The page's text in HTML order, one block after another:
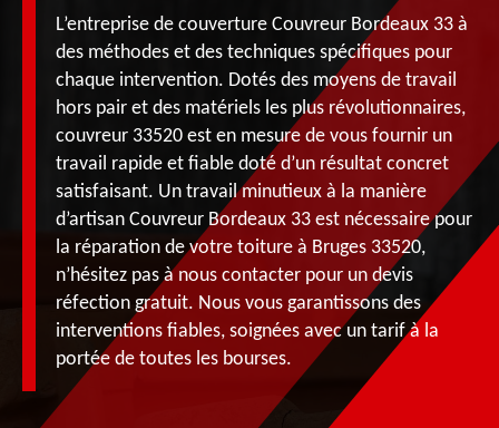
L’entreprise de couverture Couvreur Bordeaux 33 à
des méthodes et des techniques spécifiques pour
chaque intervention. Dotés des moyens de travail
hors pair et des matériels les plus révolutionnaires,
couvreur 33520 est en mesure de vous fournir un
travail rapide et fiable doté d’un résultat concret
satisfaisant. Un travail minutieux à la manière
d’artisan Couvreur Bordeaux 33 est nécessaire pour
la réparation de votre toiture à Bruges 33520,
n’hésitez pas à nous contacter pour un devis
réfection gratuit. Nous vous garantissons des
interventions fiables, soignées avec un tarif à la
portée de toutes les bourses.